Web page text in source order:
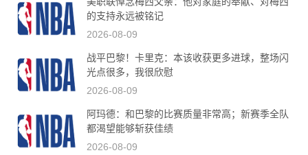
的支持永远被铭记
2026-08-09
战平巴黎！卡里克：本该收获更多进球，整场闪
光点很多，我很欣慰
2026-08-09
阿玛德：和巴黎的比赛质量非常高；新赛季全队
都渴望能够斩获佳绩
2026-08-09